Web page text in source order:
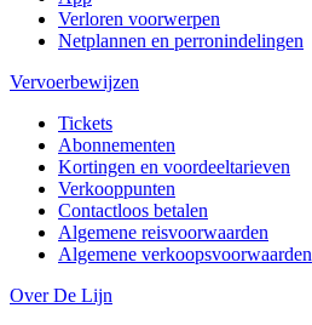
Verloren voorwerpen
Netplannen en perronindelingen
Vervoerbewijzen
Tickets
Abonnementen
Kortingen en voordeeltarieven
Verkooppunten
Contactloos betalen
Algemene reisvoorwaarden
Algemene verkoopsvoorwaarden
Over De Lijn